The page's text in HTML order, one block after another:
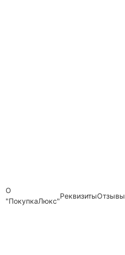
О
"ПокупкаЛюкс"
РеквизитыОтзывы